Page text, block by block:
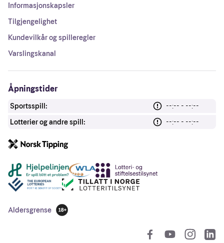
Informasjonskapsler
Tilgjengelighet
Kundevilkår og spilleregler
Varslingskanal
Åpningstider
Sportsspill:
--:-- - --:--
Lotterier og andre spill:
--:-- - --:--
Andre lenker
Aldersgrense
18 år